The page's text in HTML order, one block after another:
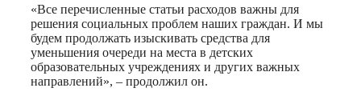
«Все перечисленные статьи расходов важны для
решения социальных проблем наших граждан. И мы
будем продолжать изыскивать средства для
уменьшения очереди на места в детских
образовательных учреждениях и других важных
направлений», – продолжил он.